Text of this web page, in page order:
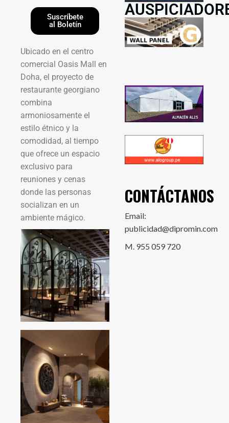
Suscríbete
al Boletín
Ubicado en el centro
comercial Oasis Mall en
Doha, el proyecto de
restaurante georgiano
combina
armoniosamente el
estilo étnico y la
comodidad, al tiempo
que ofrece un espacio
exclusivo para
reuniones y cenas
donde las personas
socializan en un
ambiente mágico.
CONTÁCTANOS
Email:
publicidad@dipromin.com
M. 955 059 720